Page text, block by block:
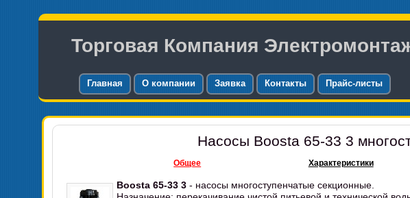
Торговая Компания
Главная О компании Заявка Контакты Прайс-листы
Насосы Boosta 65-33 3
Общее Характеристики
Boosta 65-33 3 - насосы многоступенчатые секционные.